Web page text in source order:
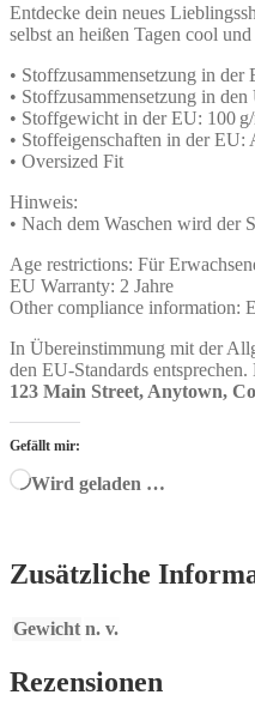
Entdecke dein neues
selbst an heißen Tagen cool
• Stoffzusammensetzung in der
• Stoffzusammensetzung in
• Stoffgewicht in der EU: 100 g/
• Stoffeigenschaften in der
• Oversized Fit
Hinweis:
• Nach dem Waschen wird der
Age restrictions: Für
EU Warranty: 2 Jahre
Other compliance information:
In Übereinstimmung mit der
den EU-Standards
123 Main Street, Anytown,
Gefällt mir:
Wird geladen …
Zusätzliche
Gewicht n. v.
Rezensionen